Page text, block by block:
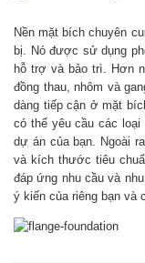
Nền mặt bích chuyên
bị. Nó được sử dụng
hỗ trợ và bảo trì. Hơn
đồng thau, nhôm và
dàng tiếp cận ở mặt
có thể yêu cầu các
dự án của bạn. Ngoài
và kích thước tiêu
đáp ứng nhu cầu và
ý kiến của riêng bạn và